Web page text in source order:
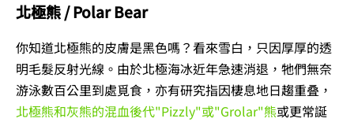
北極熊 / Polar Bear
你知道北極熊的皮膚是黑色嗎？看來雪白，只因厚厚的透
明毛髮反射光線。由於北極海冰近年急速消退，牠們無奈
游泳數百公里到處覓食，亦有研究指因棲息地日趨重叠，
北極熊和灰熊的混血後代"Pizzly"或"Grolar"熊或更常誕